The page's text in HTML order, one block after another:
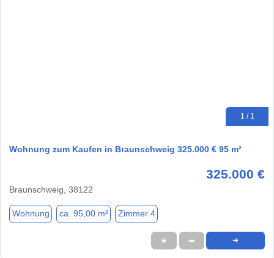
1 / 1
Wohnung zum Kaufen in Braunschweig 325.000 € 95 m²
325.000 €
Braunschweig, 38122
Wohnung ca. 95,00 m² Zimmer 4
★ ➦ ➜